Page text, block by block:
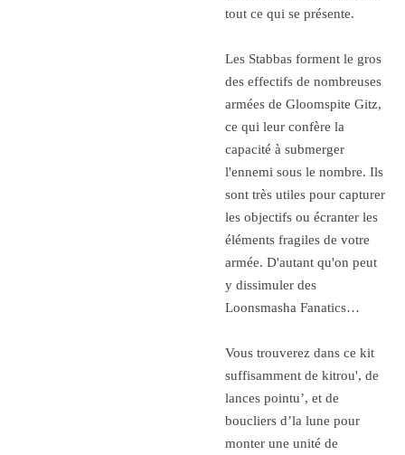
tout ce qui se présente.
Les Stabbas forment le gros
des effectifs de nombreuses
armées de Gloomspite Gitz,
ce qui leur confère la
capacité à submerger
l'ennemi sous le nombre. Ils
sont très utiles pour capturer
les objectifs ou écranter les
éléments fragiles de votre
armée. D'autant qu'on peut
y dissimuler des
Loonsmasha Fanatics…
Vous trouverez dans ce kit
suffisamment de kitrou', de
lances pointu’, et de
boucliers d’la lune pour
monter une unité de